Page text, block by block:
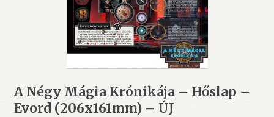
A Négy Mágia Krónikája – Hőslap –
Evord (206x161mm) – ÚJ